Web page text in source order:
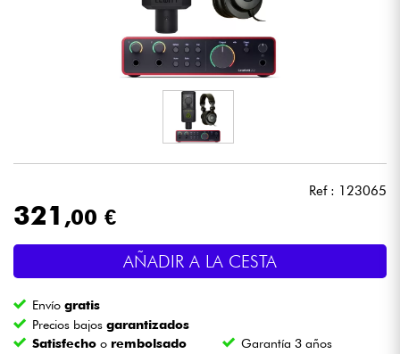
Auriculares
Luces
Batería y percusión
Vientos
Ref : 123065
321 ,00 €
AÑADIR A LA CESTA
Envíogratis
Precios bajosgarantizados
Satisfecho o rembolsado Garantía 3 años